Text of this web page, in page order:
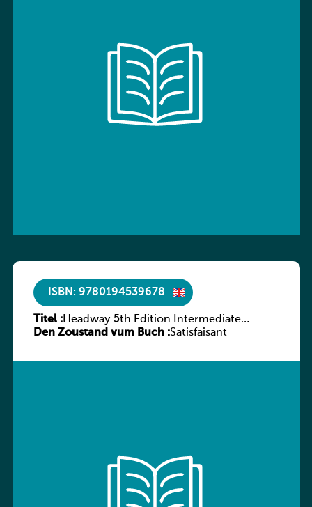
ISBN: 9780194539678
Titel :Headway 5th Edition Intermediate
Workbook without key
Den Zoustand vum Buch :Satisfaisant